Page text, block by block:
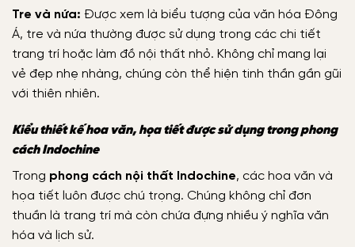
Tre và nứa: Được xem là biểu tượng của văn hóa Đông
Á, tre và nứa thường được sử dụng trong các chi tiết
trang trí hoặc làm đồ nội thất nhỏ. Không chỉ mang lại
vẻ đẹp nhẹ nhàng, chúng còn thể hiện tinh thần gần gũi
với thiên nhiên.
Kiểu thiết kế hoa văn, họa tiết được sử dụng trong phong
cách Indochine
Trong phong cách nội thất Indochine, các hoa văn và
họa tiết luôn được chú trọng. Chúng không chỉ đơn
thuần là trang trí mà còn chứa đựng nhiều ý nghĩa văn
hóa và lịch sử.